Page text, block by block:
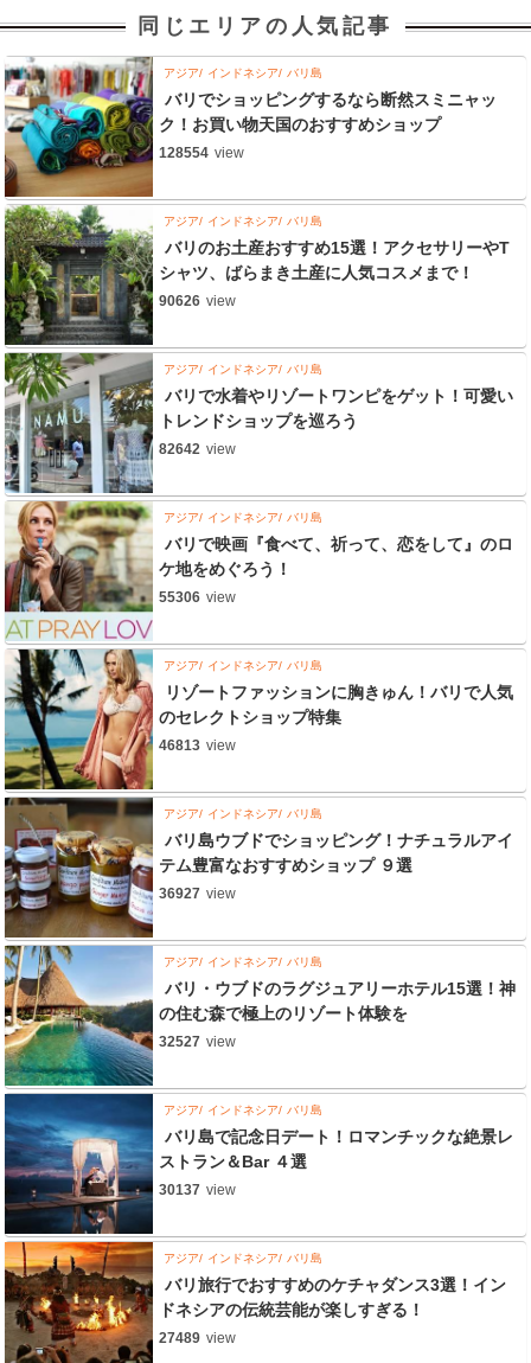
同じエリアの人気記事
アジア インドネシア バリ島
バリでショッピングするなら断然スミニャッ
ク！お買い物天国のおすすめショップ
128554 view
アジア インドネシア バリ島
バリのお土産おすすめ15選！アクセサリーやT
シャツ、ばらまき土産に人気コスメまで！
90626 view
アジア インドネシア バリ島
バリで水着やリゾートワンピをゲット！可愛い
トレンドショップを巡ろう
82642 view
アジア インドネシア バリ島
バリで映画『食べて、祈って、恋をして』のロ
ケ地をめぐろう！
55306 view
アジア インドネシア バリ島
リゾートファッションに胸きゅん！バリで人気
のセレクトショップ特集
46813 view
アジア インドネシア バリ島
バリ島ウブドでショッピング！ナチュラルアイ
テム豊富なおすすめショップ ９選
36927 view
アジア インドネシア バリ島
バリ・ウブドのラグジュアリーホテル15選！神
の住む森で極上のリゾート体験を
32527 view
アジア インドネシア バリ島
バリ島で記念日デート！ロマンチックな絶景レ
ストラン＆Bar ４選
30137 view
アジア インドネシア バリ島
バリ旅行でおすすめのケチャダンス3選！イン
ドネシアの伝統芸能が楽しすぎる！
27489 view